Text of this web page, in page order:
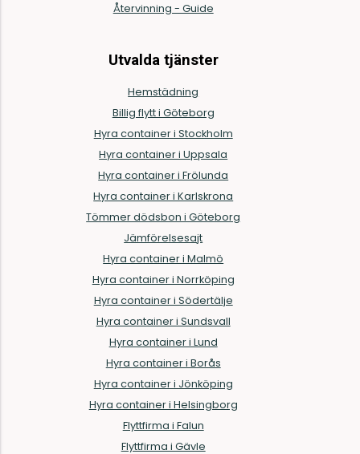
Återvinning - Guide
Utvalda tjänster
Hemstädning
Billig flytt i Göteborg
Hyra container i Stockholm
Hyra container i Uppsala
Hyra container i Frölunda
Hyra container i Karlskrona
Tömmer dödsbon i Göteborg
Jämförelsesajt
Hyra container i Malmö
Hyra container i Norrköping
Hyra container i Södertälje
Hyra container i Sundsvall
Hyra container i Lund
Hyra container i Borås
Hyra container i Jönköping
Hyra container i Helsingborg
Flyttfirma i Falun
Flyttfirma i Gävle